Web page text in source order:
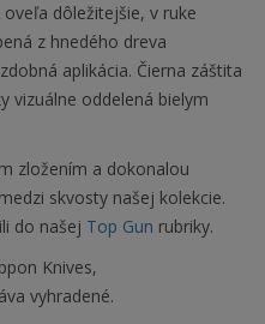
dôležitejšie, v ruke
z hnedého dreva
aplikácia. Čierna záštita
vizuálne oddelená bielym
zložením a dokonalou
skvosty našej kolekcie.
do našej Top Gun rubriky.
Knives,
vyhradené.